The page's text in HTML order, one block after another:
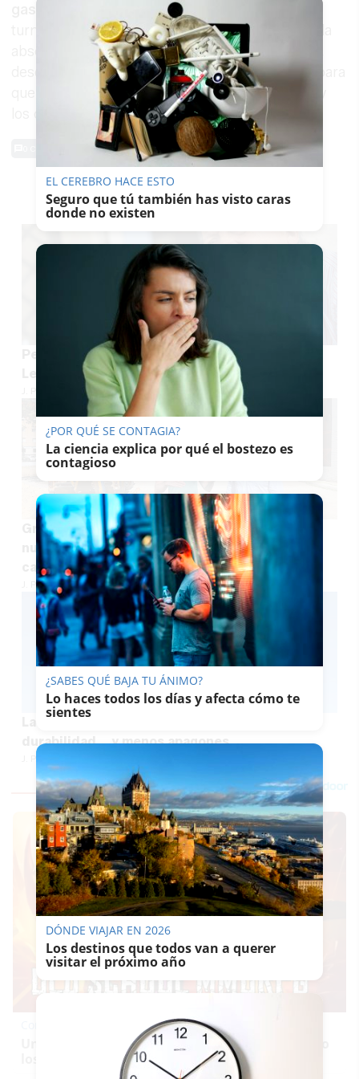
en la que trabajaba en el
turno de noche. El Supremo confirmó en 2006 la
absolución de los cuatro acusados del crimen y,
desde entonces, su familia lucha desesperada para
que el caso no prescriba, se siga investigando y
los culpables paguen su pena.
TE PUEDE INTERESAR
Pedro Pacheco estará en el programa 'Malas
Lenguas' de TVE este sábado
Gran noticia para los vecinos de La Granja: el
nuevo aparcamiento tendrá el doble de
capacidad de lo previsto
J. P. LOZANO
durabilidad... y menos apagones
Un verdadero MMORPG de la vieja escuela ¡Cómo
los de antes, pero mejor!
EL CEREBRO HACE ESTO
Seguro que tú también has visto caras
donde no existen
¿POR QUÉ SE CONTAGIA?
La ciencia explica por qué el bostezo es
contagioso
¿SABES QUÉ BAJA TU ÁNIMO?
Lo haces todos los días y afecta cómo te
sientes
DÓNDE VIAJAR EN 2026
Los destinos que todos van a querer
visitar el próximo año